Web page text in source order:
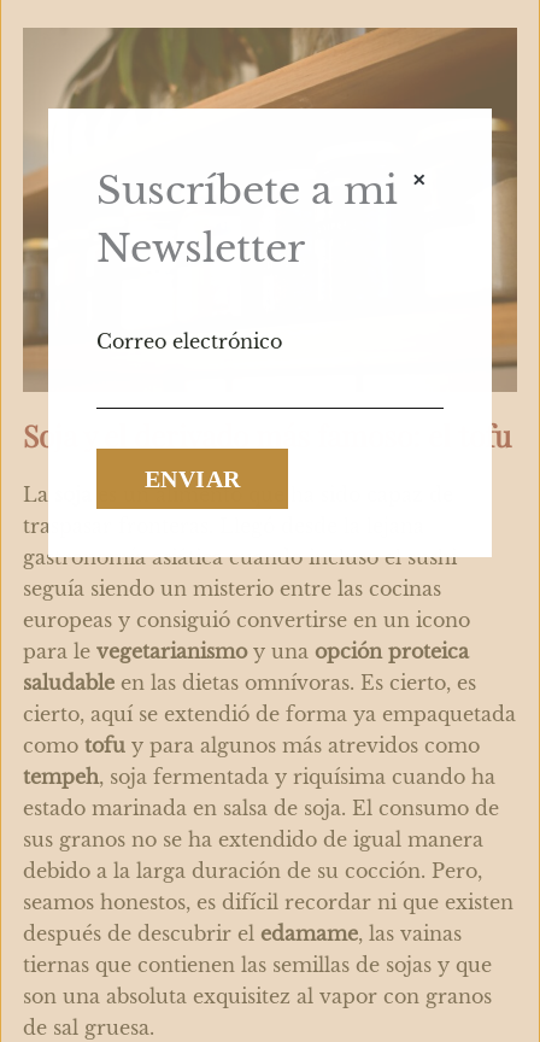
Soja y el derivado más famoso: el tofu
La
es un alimento que ha sido capaz de
traspasar fronteras. Llegó desde la lejana
gastronomía asiática cuando incluso el sushi
seguía siendo un misterio entre las cocinas
europeas y consiguió convertirse en un icono
para le vegetarianismo y una opción proteica
saludableen las dietas omnívoras. Es cierto, es
cierto, aquí se extendió de forma ya empaquetada
como tofu y para algunos más atrevidos como
tempeh, soja fermentada y riquísima cuando ha
estado marinada en salsa de soja. El consumo de
sus granos no se ha extendido de igual manera
debido a la larga duración de su cocción. Pero,
seamos honestos, es difícil recordar ni que existen
después de descubrir el edamame, las vainas
tiernas que contienen las semillas de sojas y que
son una absoluta exquisitez al vapor con granos
de sal gruesa.
Suscríbete a mi
Newsletter
Correo electrónico
×